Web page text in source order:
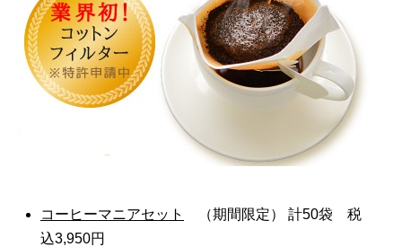
コーヒーマニアセット
（期間限定） 計50袋 税
込3,950円